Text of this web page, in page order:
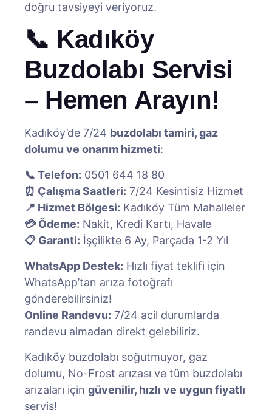
doğru tavsiyeyi veriyoruz.
📞 Kadıköy
Buzdolabı Servisi
– Hemen Arayın!
Kadıköy’de 7/24 buzdolabı tamiri, gaz
dolumu ve onarım hizmeti:
📞 Telefon: 0501 644 18 80
⏰ Çalışma Saatleri: 7/24 Kesintisiz Hizmet
📍 Hizmet Bölgesi: Kadıköy Tüm Mahalleler
💳 Ödeme: Nakit, Kredi Kartı, Havale
📋 Garanti: İşçilikte 6 Ay, Parçada 1-2 Yıl
WhatsApp Destek: Hızlı fiyat teklifi için
WhatsApp’tan arıza fotoğrafı
gönderebilirsiniz!
Online Randevu: 7/24 acil durumlarda
randevu almadan direkt gelebiliriz.
Kadıköy buzdolabı soğutmuyor, gaz
dolumu, No-Frost arızası ve tüm buzdolabı
arızaları için güvenilir, hızlı ve uygun fiyatlı
servis!